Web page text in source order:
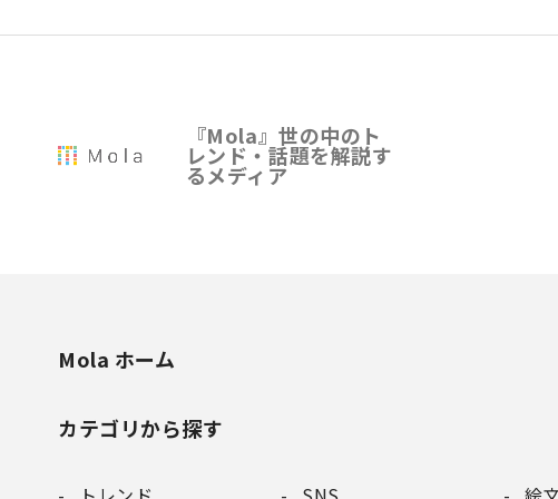
『Mola』世の中のト
レンド・話題を解説す
るメディア
Mola ホーム
カテゴリから探す